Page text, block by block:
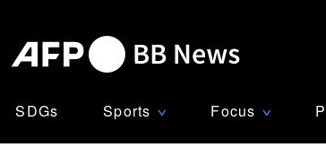
SDGs Sports ∨ Focus ∨